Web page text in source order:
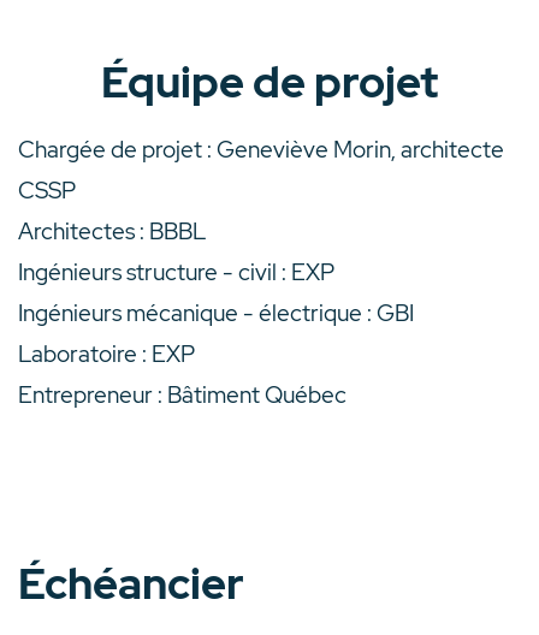
Équipe de projet
Chargée de projet : Geneviève Morin, architecte
CSSP
Architectes : BBBL
Ingénieurs structure - civil : EXP
Ingénieurs mécanique - électrique : GBI
Laboratoire : EXP
Entrepreneur : Bâtiment Québec
Échéancier